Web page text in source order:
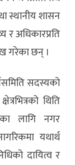
स्थानीय शासन
र अधिकारप्रति
गरेका छन् ।
सदस्यको
थिति
लागि नगर
यथार्थ
दायित्व र